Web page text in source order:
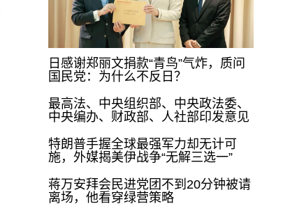
日感谢郑丽文捐款“青鸟”气炸，质问
国民党：为什么不反日？
最高法、中央组织部、中央政法委、
中央编办、财政部、人社部印发意见
特朗普手握全球最强军力却无计可
施，外媒揭美伊战争“无解三选一”
蒋万安拜会民进党团不到20分钟被请
离场，他看穿绿营策略